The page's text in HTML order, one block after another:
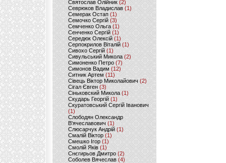
Святослав Олійник (2)
Севрюков Владислав (1)
Семерак Остап (1)
Семочко Сергій (3)
Семченко Ольга (1)
Сенченко Сергій(1)
Середюк Олексій(1)
Серпокрилов Віталій(1)
Сивохо Сергій(1)
Сивульський Микола(2)
Симоненко Петро(7)
Симонов Вадим (12)
Ситник Артем(11)
Сівець Віктор Миколайович(2)
Сігал Євген (3)
Сіньковский Микола(1)
Скударь Георгій (1)
Скуратовський Сергій Іванович
(1)
Слободян Олександр
В'ячеславович(1)
Слюсарчук Андрій(1)
Смалій Віктор (1)
Смешко Ігор (1)
Смолій Яків (1)
Снєгирьов Дмитро (2)
Соболев Вячеслав (4)